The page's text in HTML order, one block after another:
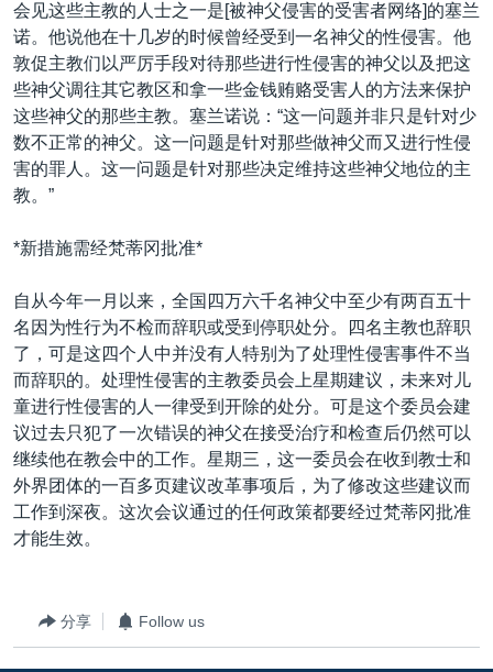
南中国海争端
关注西藏
关注新疆
GEN Z 看美国
会见这些主教的人士之一是[被神父侵害的受害者网络]的塞兰
诺。他说他在十几岁的时候曾经受到一名神父的性侵害。他
敦促主教们以严厉手段对待那些进行性侵害的神父以及把这
些神父调往其它教区和拿一些金钱贿赂受害人的方法来保护
这些神父的那些主教。塞兰诺说：“这一问题并非只是针对少
数不正常的神父。这一问题是针对那些做神父而又进行性侵
害的罪人。这一问题是针对那些决定维持这些神父地位的主
教。”
*新措施需经梵蒂冈批准*
自从今年一月以来，全国四万六千名神父中至少有两百五十
名因为性行为不检而辞职或受到停职处分。四名主教也辞职
了，可是这四个人中并没有人特别为了处理性侵害事件不当
而辞职的。处理性侵害的主教委员会上星期建议，未来对儿
童进行性侵害的人一律受到开除的处分。可是这个委员会建
议过去只犯了一次错误的神父在接受治疗和检查后仍然可以
继续他在教会中的工作。星期三，这一委员会在收到教士和
外界团体的一百多页建议改革事项后，为了修改这些建议而
工作到深夜。这次会议通过的任何政策都要经过梵蒂冈批准
才能生效。
分享 Follow us